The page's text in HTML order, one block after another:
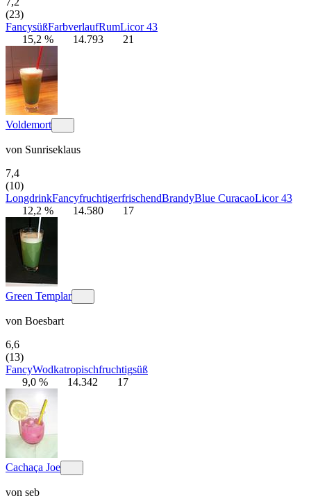
(23)
FancysüßFarbverlaufRumLicor 43
15,2 %
14.793 21
Voldemort
von Sunriseklaus
7,4
(10)
LongdrinkFancyfruchtigerfrischendBrandyBlue CuracaoLicor 43
12,2 %
14.580 17
Green Templar
von Boesbart
6,6
(13)
FancyWodkatropischfruchtigsüß
9,0 %
14.342 17
Cachaça Joe
von seb